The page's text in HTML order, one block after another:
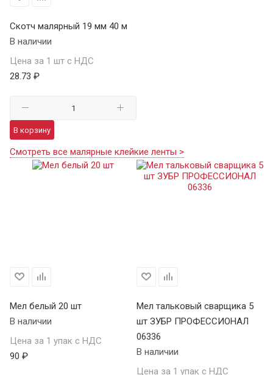
Скотч малярный 19 мм 40 м
В наличии
Цена за 1 шт с НДС
28.73 ₽
В корзину
Смотреть все малярные клейкие ленты >
Мел белый 20 шт
В наличии
Цена за 1 упак с НДС
90 ₽
Мел тальковый сварщика 5
шт ЗУБР ПРОФЕССИОНАЛ
06336
В наличии
Цена за 1 упак с НДС